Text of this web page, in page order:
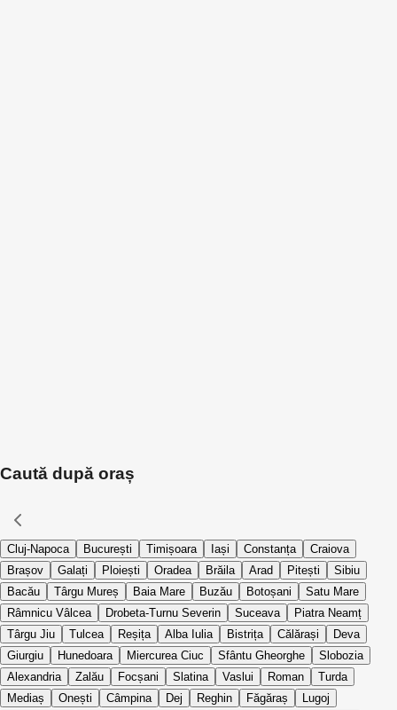
Caută după oraș
Cluj-Napoca București Timișoara Iași Constanța
Craiova
Brașov
Galați Ploiești Oradea Brăila Arad Pitești
Sibiu
Bacău
Târgu Mureș Baia Mare Buzău Botoșani
Satu Mare
Râmnicu Vâlcea
Drobeta-Turnu Severin Suceava
Piatra Neamț
Târgu Jiu
Tulcea Reșița Alba Iulia Bistrița Călărași
Deva
Giurgiu
Hunedoara Miercurea Ciuc Sfântu Gheorghe
Slobozia
Alexandria
Zalău Focșani Slatina Vaslui Roman
Turda
Mediaș
Onești Câmpina Dej Reghin Făgăraș
Lugoj